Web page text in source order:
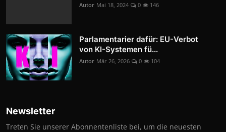
Autor Mai 18, 2024 0 146
Parlamentarier dafür: EU-Verbot
von KI-Systemen fü...
Autor Mär 26, 2026 0 104
Newsletter
Treten Sie unserer Abonnentenliste bei, um die neuesten